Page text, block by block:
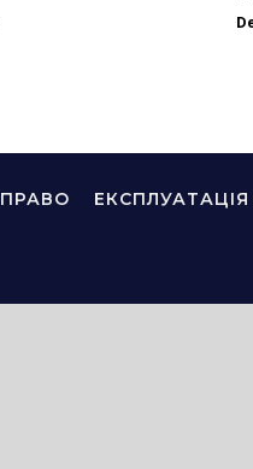
ПРАВО ЕКСПЛУАТАЦІЯ